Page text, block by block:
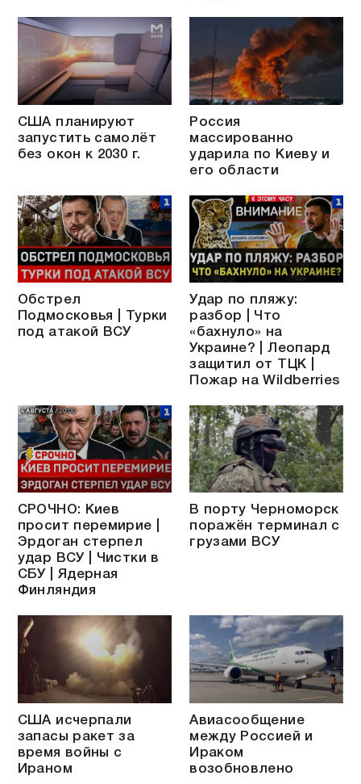
США планируют
запустить самолёт
без окон к 2030 г.
Россия
массированно
ударила по Киеву и
его области
Обстрел
Подмосковья | Турки
под атакой ВСУ
Удар по пляжу:
разбор | Что
«бахнуло» на
Украине? | Леопард
защитил от ТЦК |
Пожар на Wildberries
СРОЧНО: Киев
просит перемирие |
Эрдоган стерпел
удар ВСУ | Чистки в
СБУ | Ядерная
Финляндия
В порту Черноморск
поражён терминал с
грузами ВСУ
США исчерпали
запасы ракет за
время войны с
Ираном
Авиасообщение
между Россией и
Ираком
возобновлено